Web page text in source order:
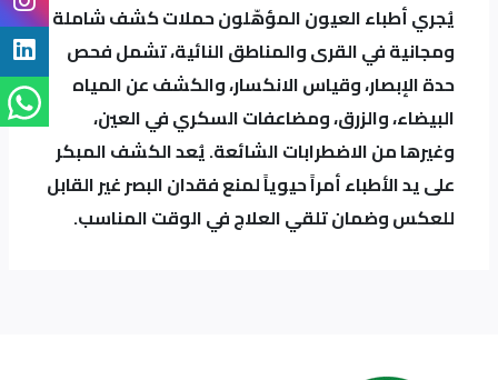
يُجري أطباء العيون المؤهّلون حملات كشف شاملة
ومجانية في القرى والمناطق النائية، تشمل فحص
حدة الإبصار، وقياس الانكسار، والكشف عن المياه
البيضاء، والزرق، ومضاعفات السكري في العين،
وغيرها من الاضطرابات الشائعة. يُعد الكشف المبكر
على يد الأطباء أمراً حيوياً لمنع فقدان البصر غير القابل
للعكس وضمان تلقي العلاج في الوقت المناسب.